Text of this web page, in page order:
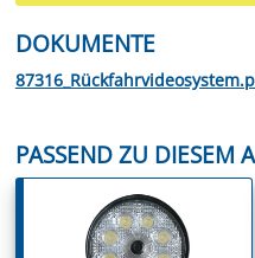
DOKUMENTE
PASSEND ZU DIESEM